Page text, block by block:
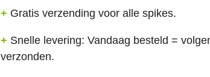
+ Gratis verzending voor alle spikes.
+ Snelle levering: Vandaag besteld =
verzonden.